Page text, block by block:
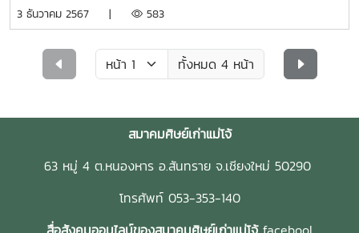
นายครรชิต สืบชนะ รุ่น 56(เลขานุการชมรมศิษย์เก่าแม่โจ้ภาค
ยกิตติภณ ถึงศรี โทร. 08-7773-7032- ประธานชมรมศิษย์เก่า
แม่โจ้สงขลานายครรชิต สืบชนะ โทร. 09-3584-4115 ขอขอบคุณ
ณ วันที่ 1 ธันวาคม 2567)คือเลือดเนื้อ พันผูก ลูกแม่เดียว
ขอบคุณภาพและข่าวจาก: ชมรมศิษย์เก่าแม่โจ้ภาค
ใต้_______________________________#สมาคมศิษย์เก่า
แม่โจ้#ลูกแม่โจ้#แม่
โจ้90ปี#maejo90th#MAA#MAANews#สื่อสารองค์กรสมาคม
3 ธันวาคม 2567 | 583
ทั้งหมด 4 หน้า
สมาคมศิษย์เก่าแม่โจ้
63 หมู่ 4 ต.หนองหาร อ.สันทราย จ.เชียงใหม่ 50290
โทรศัพท์ 053-353-140